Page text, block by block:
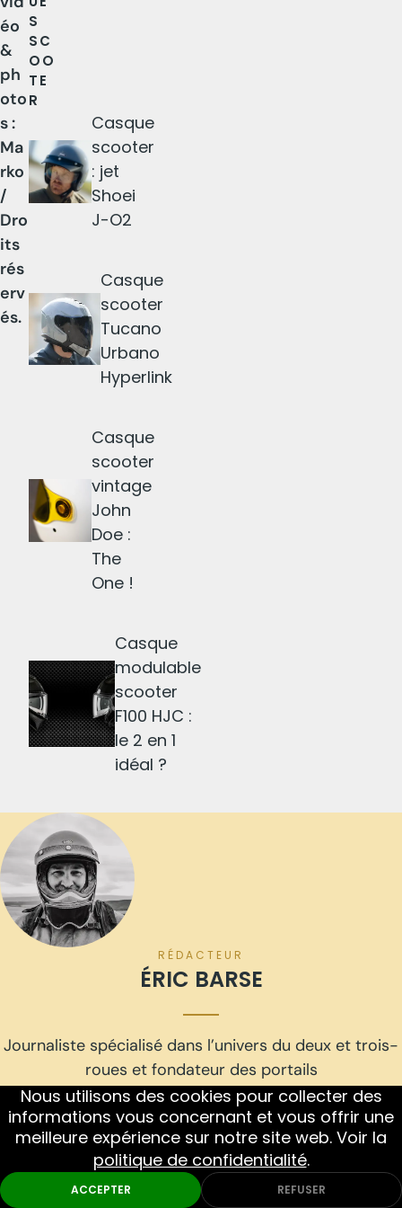
Nous utilisons des cookies pour collecter des
informations vous concernant et vous offrir une
meilleure expérience sur notre site web. Voir la
politique de confidentialité.
ACCEPTER REFUSER
éo
&
ph
oto
s :
Ma
rko
/
Dro
its
rés
erv
és.
S
SC
OO
TE
R
Casque
scooter
: jet
Shoei
J-O2
Casque
scooter
Tucano
Urbano
Hyperlink
Casque
scooter
vintage
John
Doe :
The
One !
Casque
modulable
scooter
F100 HJC :
le 2 en 1
idéal ?
RÉDACTEUR
ÉRIC BARSE
Journaliste spécialisé dans l’univers du deux et trois-
roues et fondateur des portails
www.cafe-racer-only.comet www.scooter-3-
roues.com.
Passionné de moto et de voyages depuis l’adolescence, il revendique l'achat de
plus de 65 modèles personnels à ce jour, toutes marques et cylindrées
confondues. Curieux, ouvert à toutes les motorisations — thermiques comme
électriques —, il explore l’univers du deux et trois roues sans préjugé. Son